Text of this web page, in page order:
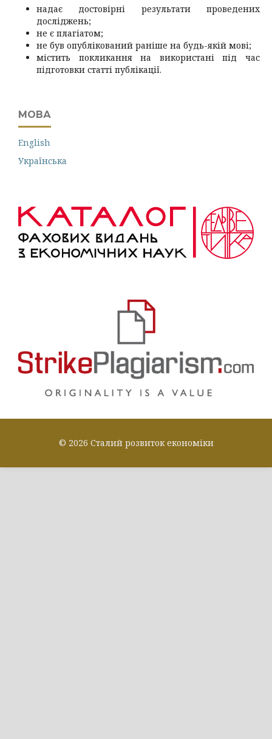
надає достовірні результати проведених
досліджень;
не є плагіатом;
не був опублікований раніше на будь-якій мові;
містить покликання на використані під час
підготовки статті публікації.
МОВА
English
Українська
© 2026 Сталий розвиток економіки